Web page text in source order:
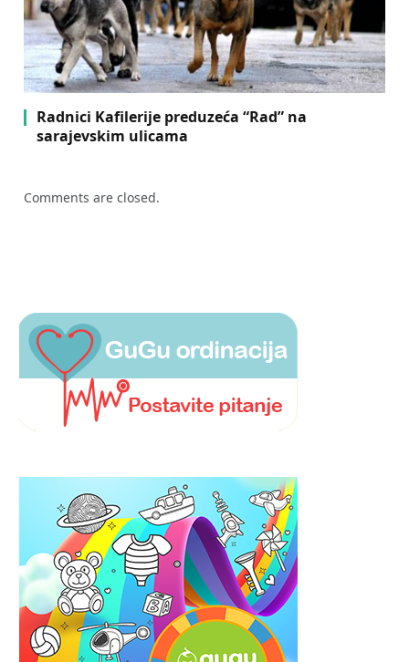
Radnici Kafilerije preduzeća “Rad” na
sarajevskim ulicama
Comments are closed.